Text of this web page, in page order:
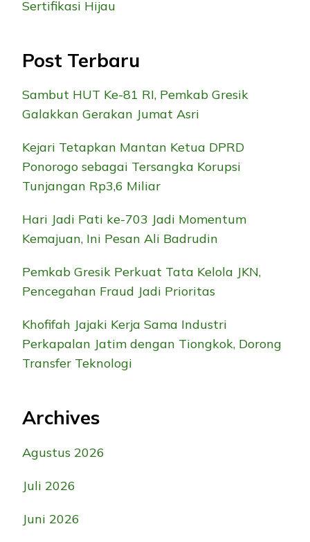
Sertifikasi Hijau
Post Terbaru
Sambut HUT Ke-81 RI, Pemkab Gresik
Galakkan Gerakan Jumat Asri
Kejari Tetapkan Mantan Ketua DPRD
Ponorogo sebagai Tersangka Korupsi
Tunjangan Rp3,6 Miliar
Hari Jadi Pati ke-703 Jadi Momentum
Kemajuan, Ini Pesan Ali Badrudin
Pemkab Gresik Perkuat Tata Kelola JKN,
Pencegahan Fraud Jadi Prioritas
Khofifah Jajaki Kerja Sama Industri
Perkapalan Jatim dengan Tiongkok, Dorong
Transfer Teknologi
Archives
Agustus 2026
Juli 2026
Juni 2026